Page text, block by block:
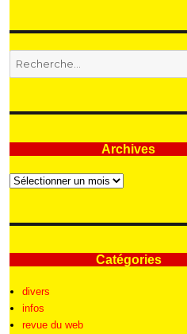
Recherche
pour
Archives
Archives
Catégories
divers
infos
revue du web